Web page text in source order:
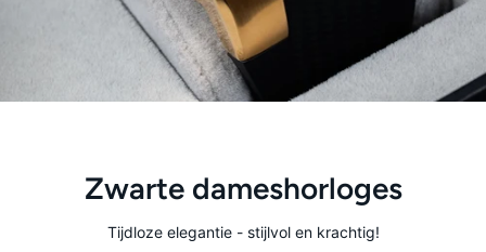
Zwarte dameshorloges
Tijdloze elegantie - stijlvol en krachtig!